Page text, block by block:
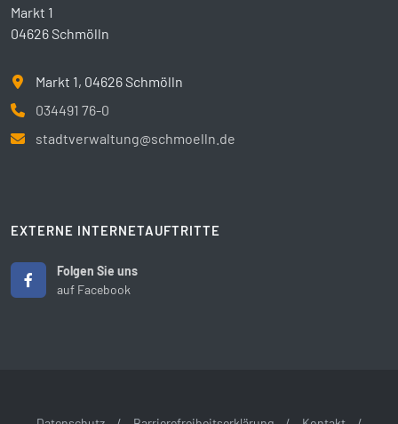
Markt 1
04626 Schmölln
Markt 1, 04626 Schmölln
034491 76-0
stadtverwaltung@schmoelln.de
EXTERNE INTERNETAUFTRITTE
Folgen Sie uns
auf Facebook